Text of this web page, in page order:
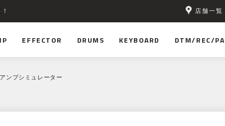
店舗一覧
EFFECTOR DRUMS KEYBOARD DTM/REC/PA
ンプシミュレーター